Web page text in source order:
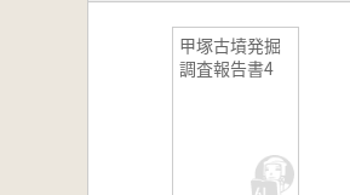
甲塚古墳発掘
調査報告書4